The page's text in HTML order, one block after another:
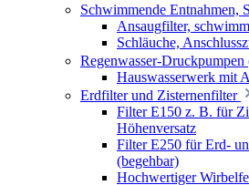
Schwimmende Entnahmen,
Ansaugfilter,
Schläuche,
Regenwasser-
Hauswasserwerk mit
Erdfilter und Zisternenfilter
Filter E150 z. B. für
Höhenversatz
Filter E250 für Erd-
(begehbar)
Hochwertiger